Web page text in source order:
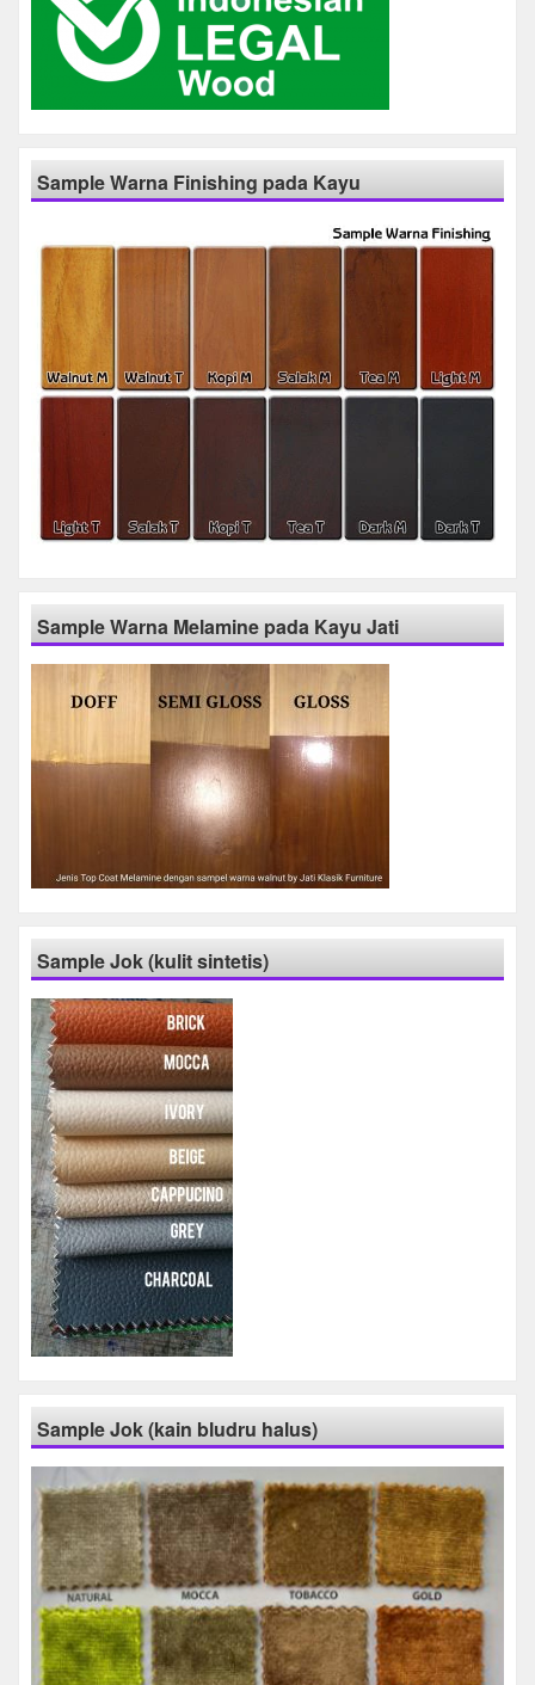
Sample Warna Finishing pada Kayu
Sample Warna Melamine pada Kayu Jati
Sample Jok (kulit sintetis)
Sample Jok (kain bludru halus)